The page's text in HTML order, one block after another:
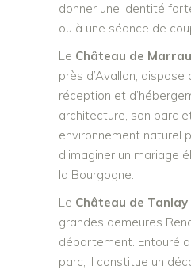
donner une identité
ou à une séance de
Le Château de
près d’Avallon, dispose
réception et
architecture, son parc
environnement naturel
d’imaginer un mariage
la Bourgogne.
Le Château de Tanlay
grandes demeures
département. Entouré
parc, il constitue un